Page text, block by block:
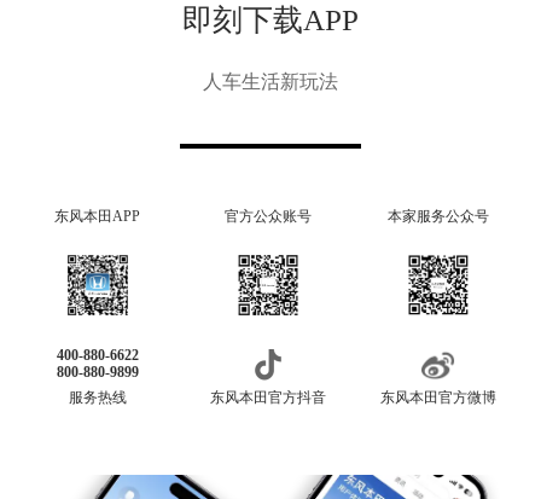
即刻下载APP
人车生活新玩法
东风本田APP 官方公众账号 本家服务公众号
400-880-6622
800-880-9899
服务热线
东风本田官方抖音 东风本田官方微博